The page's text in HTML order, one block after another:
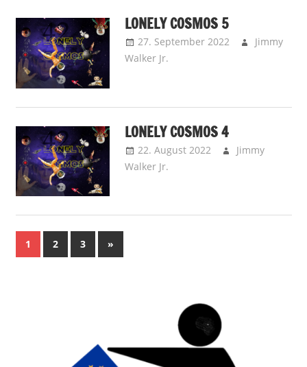
LONELY COSMOS 5
27. September 2022
Jimmy
Walker Jr.
LONELY COSMOS 4
22. August 2022
Jimmy
Walker Jr.
Seitennummerierung
1 2 3
Nächste
Beiträge
»